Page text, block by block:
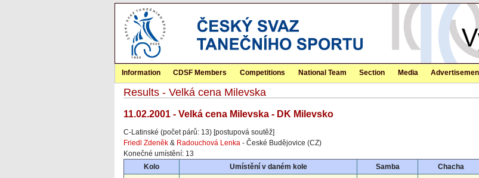
Information CDSF Members Competitions National Team Section Media
Results - Velká cena Milevska
11.02.2001 - Velká cena Milevska - DK Milevsko
C-Latinské (počet párů: 13) [postupová soutěž]
Friedl Zdeněk & Radouchová Lenka - České Budějovice (CZ)
Konečné umístění: 13
Kolo
Umístění v daném kole Samba Chacha